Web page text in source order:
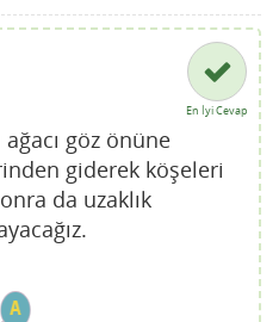
En İyi Cevap
göz önüne
giderek köşeleri
da uzaklık